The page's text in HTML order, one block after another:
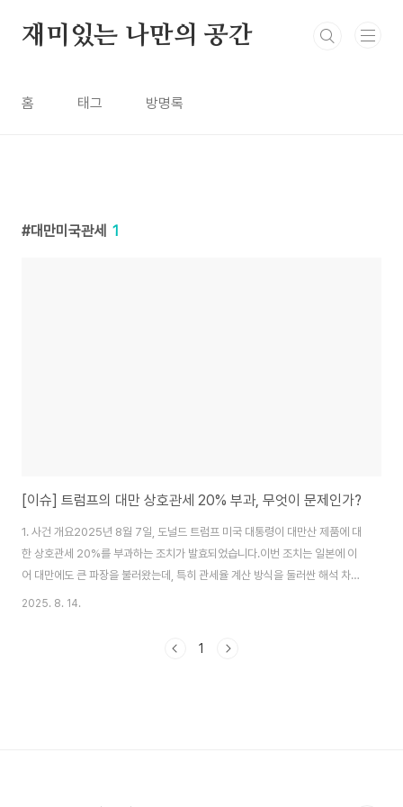
재미있는 나만의 공간
홈 태그 방명록
대만미국관세 1
[이슈] 트럼프의 대만 상호관세 20% 부과, 무엇이 문제인가?
1. 사건 개요2025년 8월 7일, 도널드 트럼프 미국 대통령이 대만산 제품에 대
한 상호관세 20%를 부과하는 조치가 발효되었습니다.이번 조치는 일본에 이
어 대만에도 큰 파장을 불러왔는데, 특히 관세율 계산 방식을 둘러싼 해석 차이
로 논란이 확대되고 있습니다.2. 상호관세 20%의 계산 방식 논란대만 행정원
(MFN) 세율에 더해지는 개념이라고 설명했습니다.즉, ‘기존 관세율 + 20%’로
2025. 8. 14.
1